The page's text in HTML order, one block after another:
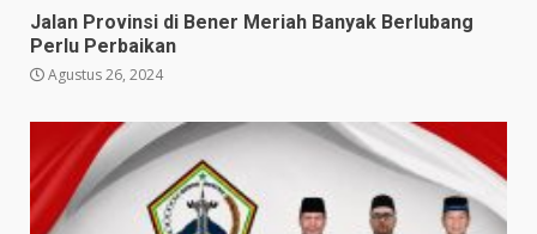
Jalan Provinsi di Bener Meriah Banyak Berlubang
Perlu Perbaikan
Agustus 26, 2024